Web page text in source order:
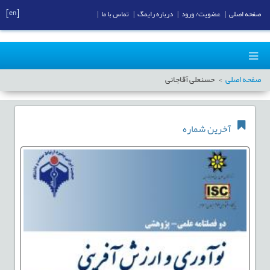
صفحه اصلی حسنعلی آقاجانی
آخرین شماره
صفحه اصلی عضویت/ ورود درباره رایمگ تماس با ما